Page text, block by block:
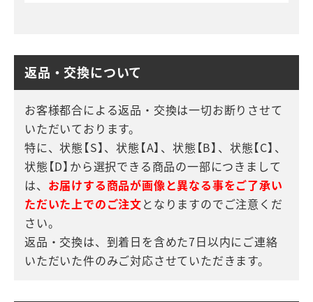
返品・交換について
お客様都合による返品・交換は一切お断りさせて
いただいております。
特に、状態【S】、状態【A】、状態【B】、状態【C】、
状態【D】から選択できる商品の一部につきまして
は、 お届けする商品が画像と異なる事をご了承い
ただいた上でのご注文となりますのでご注意くだ
さい。
返品・交換は、到着日を含めた7日以内にご連絡
いただいた件のみご対応させていただきます。